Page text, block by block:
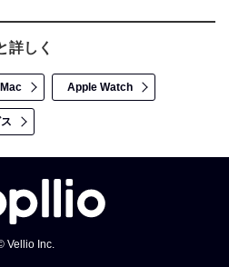
詳しく
Mac Apple Watch
Vellio Inc.